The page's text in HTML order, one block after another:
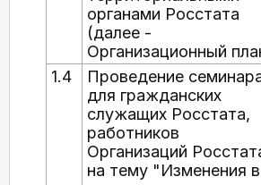
органами Росстата
(далее -
Организационный
1.4
Проведение
для гражданских
служащих Росстата,
работников
Организаций
на тему "Изменения в